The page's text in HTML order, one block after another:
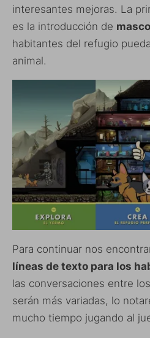
interesantes mejoras. La
es la introducción de
habitantes del refugio
animal.
Para continuar nos
líneas de texto para los
las conversaciones entre
serán más variadas, lo
mucho tiempo jugando al